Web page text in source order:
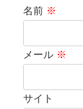
名前 ※
メール ※
サイト